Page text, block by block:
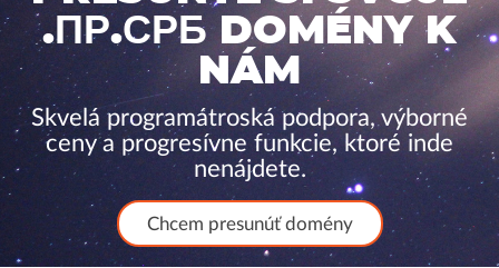
.ПР.СРБ DOMÉNY K
NÁM
Skvelá programátroská podpora, výborné
ceny a progresívne funkcie, ktoré inde
nenájdete.
Chcem presunúť domény